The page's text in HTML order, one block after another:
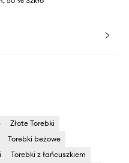
Złote Torebki
Torebki beżowe
Torebki z łańcuszkiem